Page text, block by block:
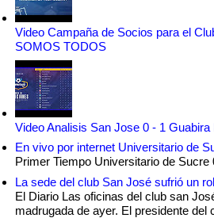
Video Campaña de Socios para el
SOMOS TODOS
Video Analisis San Jose 0 - 1 Guabira
En vivo por internet Universitario de
Primer Tiempo Universitario de Sucre
La sede del club San José sufrió un
El Diario Las oficinas del club san
madrugada de ayer. El presidente del